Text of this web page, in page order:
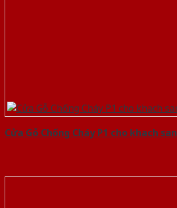
Cửa Gỗ Chống Cháy P1 cho khach san